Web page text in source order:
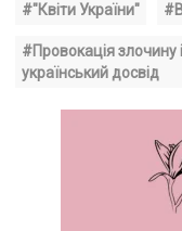
#"Квіти України"
#Провокація злочину
український досвід